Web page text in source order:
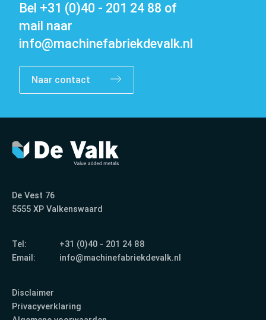
Bel +31 (0)40 - 201 24 88 of
mail naar
info@machinefabriekdevalk.nl
Naar contact
De Vest 76
5555 XP Valkenswaard
Tel:
+31 (0)40 - 201 24 88
Email:
info@machinefabriekdevalk.nl
Disclaimer
Privacyverklaring